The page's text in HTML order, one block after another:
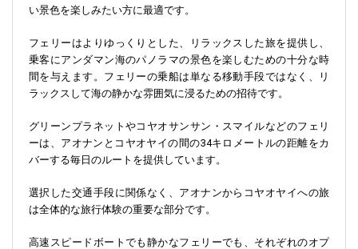
い景色を楽しみたい方に最適です。
フェリーはよりゆっくりとした、リラックスした旅を提供し、
乗客にアンダマン海のパノラマの景色を楽しむための十分な時
間を与えます。フェリーの乗船は単なる移動手段ではなく、リ
ラックスして海の静かな雰囲気に浸るための招待です。
グリーンプラネットやコヤオサンサン・スマイルなどのフェリ
ーは、アオナンとコヤオヤイの間の34キロメートルの距離をカ
バーする毎日のルートを提供しています​​。
選択した交通手段に関係なく、アオナンからコヤオヤイへの旅
は全体的な旅行体験の重要な部分です。
高速スピードボートでも静かなフェリーでも、それぞれのオプ